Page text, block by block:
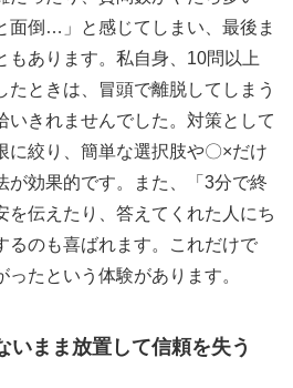
面倒…」と感じてしまい、最後ま
もあります。私自身、10問以上
たときは、冒頭で離脱してしまう
いきれませんでした。対策として
に絞り、簡単な選択肢や〇×だけ
が効果的です。また、「3分で終
を伝えたり、答えてくれた人にち
るのも喜ばれます。これだけで
ったという体験があります。
いまま放置して信頼を失う